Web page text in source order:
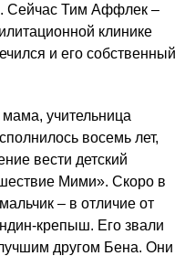
Сейчас Тим Аффлек –
клинике
и его собственный
учительница
восемь лет,
вести детский
Мими». Скоро в
– в отличие от
крепыш. Его звали
другом Бена. Они